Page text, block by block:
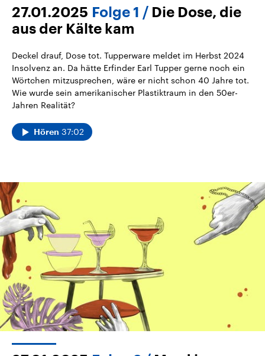
27.01.2025 Folge 1
Die Dose, die
aus der Kälte kam
Deckel drauf, Dose tot. Tupperware meldet im Herbst 2024
Insolvenz an. Da hätte Erfinder Earl Tupper gerne noch ein
Wörtchen mitzusprechen, wäre er nicht schon 40 Jahre tot.
Wie wurde sein amerikanischer Plastiktraum in den 50er-
Jahren Realität?
Hören 37:02